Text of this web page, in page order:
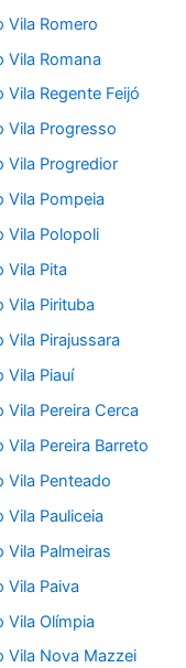
Romero
Romana
Regente Feijó
Vila Progresso
Vila Progredior
Pompeia
Vila Polopoli
Vila Pita
Pirituba
Pirajussara
Piauí
Pereira Cerca
Pereira Barreto
Vila Penteado
Pauliceia
Palmeiras
Paiva
Olímpia
Vila Nova Mazzei